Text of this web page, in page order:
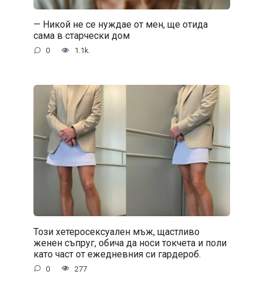
— Никой не се нуждае от мен, ще отида
сама в старчески дом
0 1.1k.
Този хетеросексуален мъж, щастливо
женен съпруг, обича да носи токчета и поли
като част от ежедневния си гардероб.
0 277